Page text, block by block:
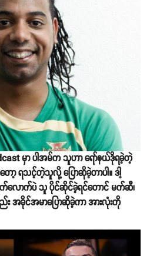
မှာ ပါအမ်က သူဟာ ရော်နယ်ဒိုရခဲ့တဲ့
ရသင့်တဲ့သူလို့ ပြောဆိုခဲ့တာပါ။ ဒါ့
က်လောက်ပဲ သူ ပိုင်ဆိုင်ခဲ့ရင်တောင် မက်ဆီ၊
အခိုင်အမာပြောဆိုခဲ့ကာ အားလုံးကို